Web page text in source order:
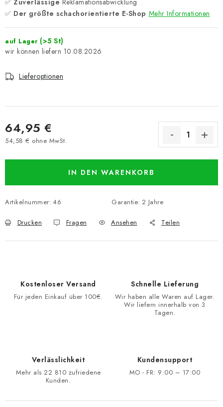
✅ Zuverlässige Reklamationsabwicklung
✅ Der größte schachorientierte E-Shop Mehr Informationen
auf Lager (>5 St)
10.08.2026
Lieferoptionen
64,95 €
54,58 € ohne MwSt.
IN DEN WARENKORB
Artikelnummer: 46 Garantie: 2 Jahre
Drucken Fragen Ansehen Teilen
Kostenloser Versand
Für jeden Einkauf über 100€.
Schnelle Lieferung
Wir haben alle Waren auf Lager.
Wir liefern innerhalb von 3
Tagen.
Verlässlichkeit
Mehr als 22 810 zufriedene
Kunden.
Kundensupport
MO - FR: 9:00 – 17:00